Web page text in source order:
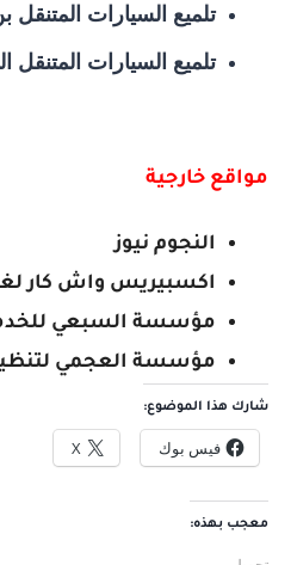
تلميع السيارات المتنقل
تلميع السيارات المتنقل
مواقع خارجية
النجوم نيوز
اكسبيريس واش كار
مؤسسة السبعي
مؤسسة العجمي
شارك هذا الموضوع:
فيس بوك X
معجب بهذه: